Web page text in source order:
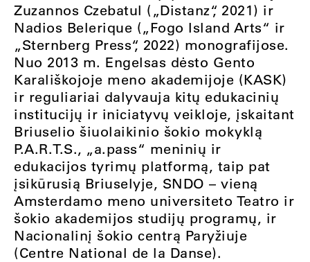
Zuzannos Czebatul ( „Distanz“, 2021) ir
Nadios Belerique ( „Fogo Island Arts“ ir
„Sternberg Press“, 2022) monografijose.
Nuo 2013 m. Engelsas dėsto Gento
Karališkojoje meno akademijoje (KASK)
ir reguliariai dalyvauja kitų edukacinių
institucijų ir iniciatyvų veikloje, įskaitant
Briuselio šiuolaikinio šokio mokyklą
P.A.R.T.S., „a.pass“ meninių ir
edukacijos tyrimų platformą, taip pat
įsikūrusią Briuselyje, SNDO – vieną
Amsterdamo meno universiteto Teatro ir
šokio akademijos studijų programų, ir
Nacionalinį šokio centrą Paryžiuje
(Centre National de la Danse).